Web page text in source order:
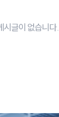
시글이 없습니다.